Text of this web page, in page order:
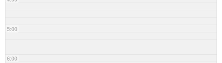
5:00
6:00